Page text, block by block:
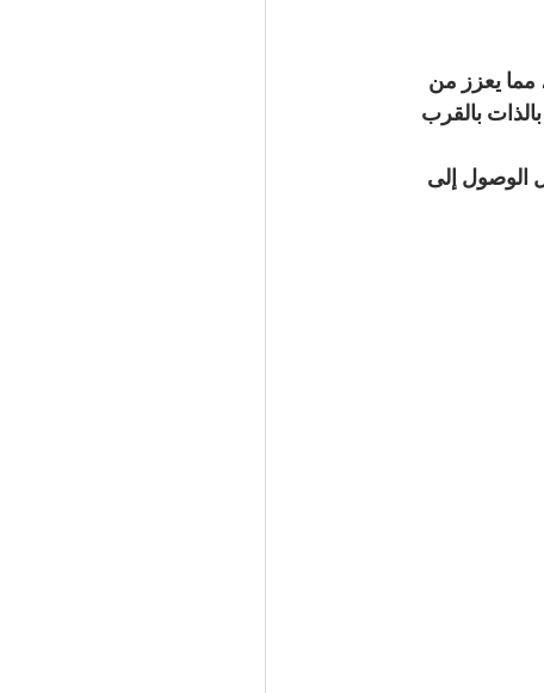
مما يعزز من
سهولة التنقل ويحفز القيمة الاستثمارية وتخفيف الازدحام المروري على خط E-80 بالذات بالقرب
الوصول إلى